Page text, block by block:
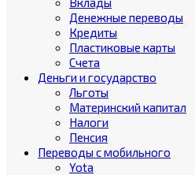
Денежные переводы
Кредиты
Пластиковые карты
Счета
Деньги и государство
Льготы
Материнский капитал
Налоги
Пенсия
Переводы с мобильного
Yota